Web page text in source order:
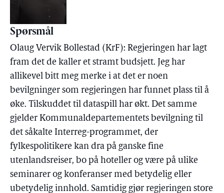
Spørsmål
Olaug Vervik Bollestad (KrF): Regjeringen har lagt
fram det de kaller et stramt budsjett. Jeg har
allikevel bitt meg merke i at det er noen
bevilgninger som regjeringen har funnet plass til å
øke. Tilskuddet til dataspill har økt. Det samme
gjelder Kommunaldepartementets bevilgning til
det såkalte Interreg-programmet, der
fylkespolitikere kan dra på ganske fine
utenlandsreiser, bo på hoteller og være på ulike
seminarer og konferanser med betydelig eller
ubetydelig innhold. Samtidig gjør regjeringen store